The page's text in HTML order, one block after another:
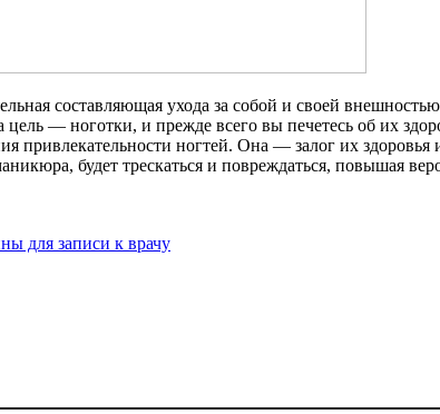
составляющая ухода за собой и своей
— ноготки, и прежде всего вы печетесь об их
привлекательности ногтей. Она — залог их
будет трескаться и повреждаться, повышая
для записи к врачу